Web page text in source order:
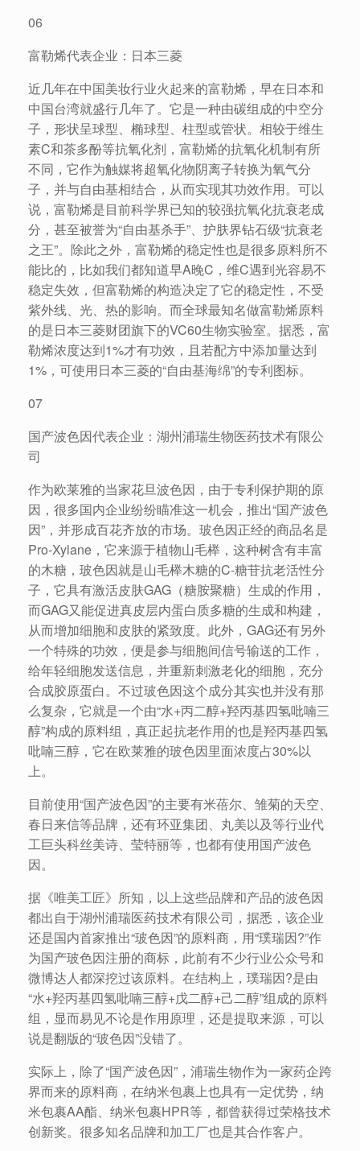
06
富勒烯代表企业：日本三菱
近几年在中国美妆行业火起来的富勒烯，早在日本和
中国台湾就盛行几年了。它是一种由碳组成的中空分
子，形状呈球型、椭球型、柱型或管状。相较于维生
素C和茶多酚等抗氧化剂，富勒烯的抗氧化机制有所
不同，它作为触媒将超氧化物阴离子转换为氧气分
子，并与自由基相结合，从而实现其功效作用。可以
说，富勒烯是目前科学界已知的较强抗氧化抗衰老成
分，甚至被誉为“自由基杀手”、护肤界钻石级“抗衰老
之王”。除此之外，富勒烯的稳定性也是很多原料所不
能比的，比如我们都知道早A晚C，维C遇到光容易不
稳定失效，但富勒烯的构造决定了它的稳定性，不受
紫外线、光、热的影响。而全球最知名做富勒烯原料
的是日本三菱财团旗下的VC60生物实验室。据悉，富
勒烯浓度达到1%才有功效，且若配方中添加量达到
1%，可使用日本三菱的“自由基海绵”的专利图标。
07
国产波色因代表企业：湖州浦瑞生物医药技术有限公
司
作为欧莱雅的当家花旦波色因，由于专利保护期的原
因，很多国内企业纷纷瞄准这一机会，推出“国产波色
因”，并形成百花齐放的市场。玻色因正经的商品名是
Pro-Xylane，它来源于植物山毛榉，这种树含有丰富
的木糖，玻色因就是山毛榉木糖的C-糖苷抗老活性分
子，它具有激活皮肤GAG（糖胺聚糖）生成的作用，
而GAG又能促进真皮层内蛋白质多糖的生成和构建，
从而增加细胞和皮肤的紧致度。此外，GAG还有另外
一个特殊的功效，便是参与细胞间信号输送的工作，
给年轻细胞发送信息，并重新刺激老化的细胞，充分
合成胶原蛋白。不过玻色因这个成分其实也并没有那
么复杂，它就是一个由“水+丙二醇+羟丙基四氢吡喃三
醇”构成的原料组，真正起抗老作用的也是羟丙基四氢
吡喃三醇，它在欧莱雅的玻色因里面浓度占30%以
上。
目前使用“国产波色因”的主要有米蓓尔、雏菊的天空、
春日来信等品牌，还有环亚集团、丸美以及等行业代
工巨头科丝美诗、莹特丽等，也都有使用国产波色
因。
据《唯美工匠》所知，以上这些品牌和产品的波色因
都出自于湖州浦瑞医药技术有限公司，据悉，该企业
还是国内首家推出“玻色因”的原料商，用“璞瑞因?”作
为国产玻色因注册的商标，此前有不少行业公众号和
微博达人都深挖过该原料。在结构上，璞瑞因?是由
“水+羟丙基四氢吡喃三醇+戊二醇+己二醇”组成的原料
组，显而易见不论是作用原理，还是提取来源，可以
说是翻版的“玻色因”没错了。
实际上，除了“国产波色因”，浦瑞生物作为一家药企跨
界而来的原料商，在纳米包裹上也具有一定优势，纳
米包裹AA酯、纳米包裹HPR等，都曾获得过荣格技术
创新奖。很多知名品牌和加工厂也是其合作客户。